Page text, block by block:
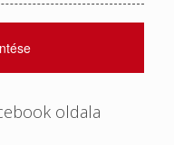
oldala